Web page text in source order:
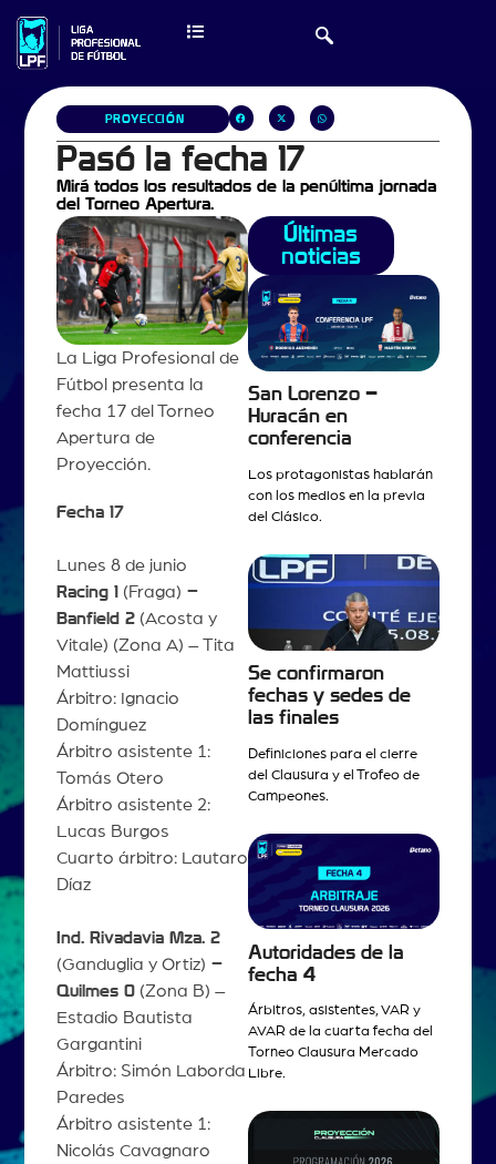
PROYECCIÓN
Pasó la fecha 17
Mirá todos los resultados de la penúltima jornada
del Torneo Apertura.
La Liga Profesional de
Fútbol presenta la
fecha 17 del Torneo
Apertura de
Proyección.
Fecha 17
Lunes 8 de junio
Racing 1 (Fraga) –
Banfield 2(Acosta y
Vitale) (Zona A) – Tita
Mattiussi
Árbitro: Ignacio
Domínguez
Árbitro asistente 1:
Tomás Otero
Árbitro asistente 2:
Lucas Burgos
Cuarto árbitro: Lautaro
Díaz
Ind. Rivadavia Mza. 2
(Ganduglia y Ortiz) –
Quilmes 0(Zona B) –
Estadio Bautista
Gargantini
Árbitro: Simón Laborda
Paredes
Árbitro asistente 1:
Nicolás Cavagnaro
Últimas
noticias
San Lorenzo –
Huracán en
conferencia
Los protagonistas hablarán
con los medios en la previa
del Clásico.
Se confirmaron
fechas y sedes de
las finales
Definiciones para el cierre
del Clausura y el Trofeo de
Campeones.
Autoridades de la
fecha 4
Árbitros, asistentes, VAR y
AVAR de la cuarta fecha del
Torneo Clausura Mercado
Libre.